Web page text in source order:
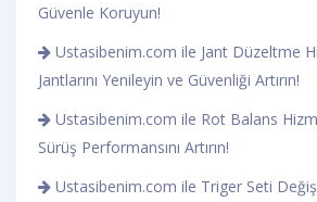
Güvenle Koruyun!
Ustasibenim.com ile Jant Düzeltme
Jantlarını Yenileyin ve Güvenliği Artırın!
Ustasibenim.com ile Rot Balans
Sürüş Performansını Artırın!
Ustasibenim.com ile Triger Seti